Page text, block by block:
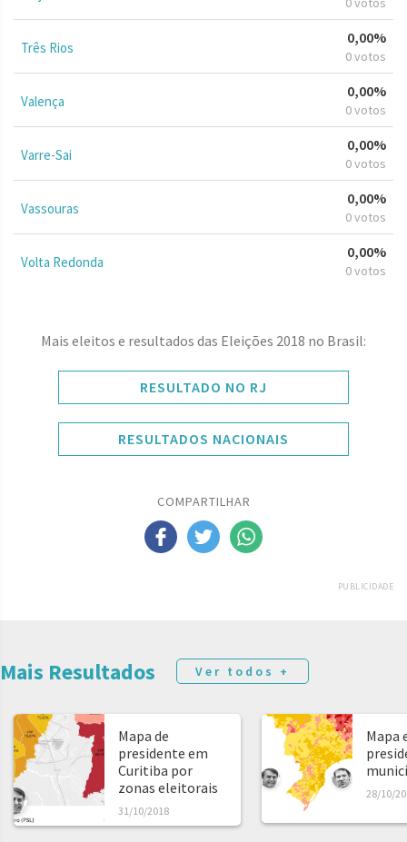
Três Rios
0,00%
0 votos
Valença
0,00%
0 votos
Varre-Sai
0,00%
0 votos
Vassouras
0,00%
0 votos
Volta Redonda
0,00%
0 votos
Mais eleitos e resultados das Eleições 2018 no Brasil:
RESULTADO NO RJ
RESULTADOS NACIONAIS
COMPARTILHAR
PUBLICIDADE
Mais Resultados Ver todos +
Mapa de
presidente em
Curitiba por
zonas eleitorais
31/10/2018
Mapa
28/10/